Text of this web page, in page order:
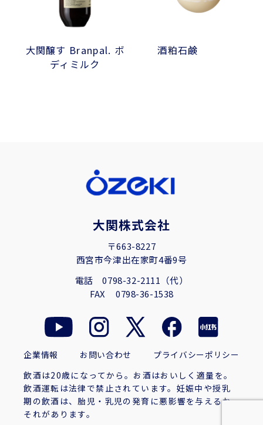
大関醸す Branpal. ボ
ディミルク
酒粕石鹸
大関株式会社
〒663-8227
西宮市今津出在家町4番9号
電話0798-32-2111（代）
FAX 0798-36-1538
飲酒は20歳になってから。お酒はおいしく適量を。
飲酒運転は法律で禁止されています。妊娠中や授乳
期の飲酒は、胎児・乳児の発育に悪影響を与えるお
それがあります。
企業情報 お問い合わせ プライバシーポリシー